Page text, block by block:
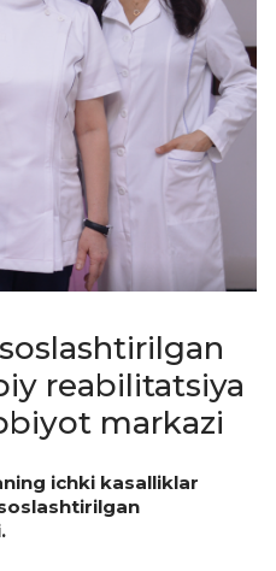
reabilitatsiya
markazi
ichki kasalliklar